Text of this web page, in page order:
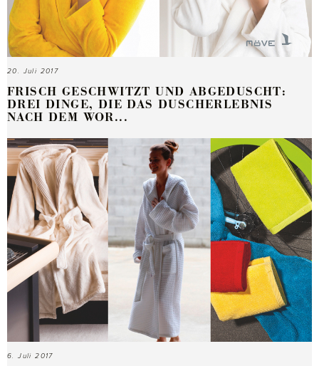
20. Juli 2017
FRISCH GESCHWITZT UND ABGEDUSCHT:
DREI DINGE, DIE DAS DUSCHERLEBNIS
NACH DEM WOR...
6. Juli 2017